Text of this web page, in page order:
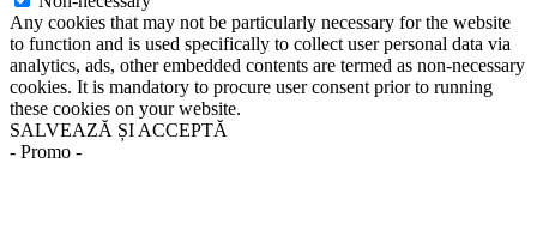
Any cookies that may not be particularly necessary for the website
to function and is used specifically to collect user personal data via
analytics, ads, other embedded contents are termed as non-necessary
cookies. It is mandatory to procure user consent prior to running
these cookies on your website.
SALVEAZĂ ȘI ACCEPTĂ
- Promo -